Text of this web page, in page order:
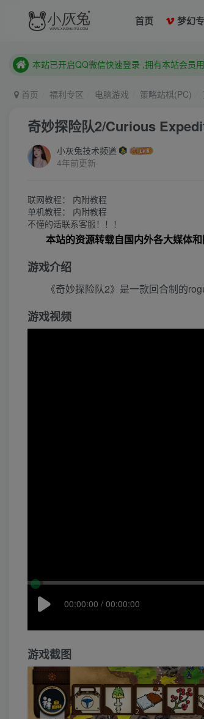
首页 梦幻
已注册用户及时绑定邮箱,防止忘记资料
已注册用户及时绑定邮箱,防止忘记资料
首页 福利专区 电脑游戏 策略站棋(PC)
奇妙探险队2/Curious
小灰兔技术频道
4年前更新
联网教程： 内附教程
单机教程： 内附教程
不懂的话联系客服！！！
本站的资源转载自国内外各大媒体
游戏介绍
《奇妙探险队2》是一款回合制的
游戏视频
00:00:00 / 00:00:00
游戏截图